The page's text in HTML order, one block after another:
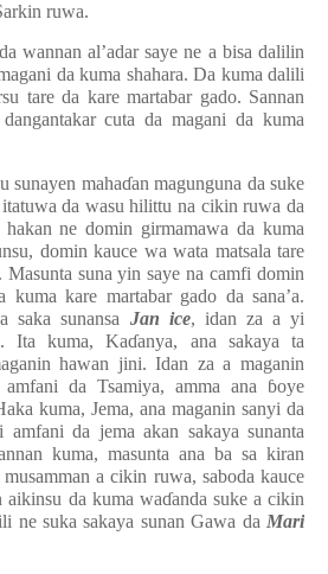
ruwa.
wannan al’adar saye ne a bisa dalilin
da kuma shahara. Da kuma dalili
tare da kare martabar gado. Sannan
cuta da magani da kuma
sunayen mahaɗan magunguna da suke
da wasu hilittu na cikin ruwa da
ne domin girmamawa da kuma
domin kauce wa wata matsala tare
Masunta suna yin saye na camfi domin
kuma kare martabar gado da sana’a.
saka sunansa Jan ice, idan za a yi
Ita kuma, Kaɗanya, ana sakaya ta
hawan jini. Idan za a maganin
amfani da Tsamiya, amma ana ɓoye
kuma, Jema, ana maganin sanyi da
da jema akan sakaya sunanta
kuma, masunta ana ba sa kiran
a cikin ruwa, saboda kauce
aikinsu da kuma waɗanda suke a cikin
ne suka sakaya sunan Gawa da Mari